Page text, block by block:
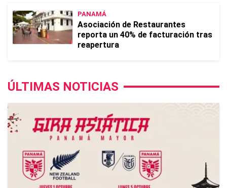
PANAMÁ
Asociación de Restaurantes
reporta un 40% de facturación tras
reapertura
ÚLTIMAS NOTICIAS